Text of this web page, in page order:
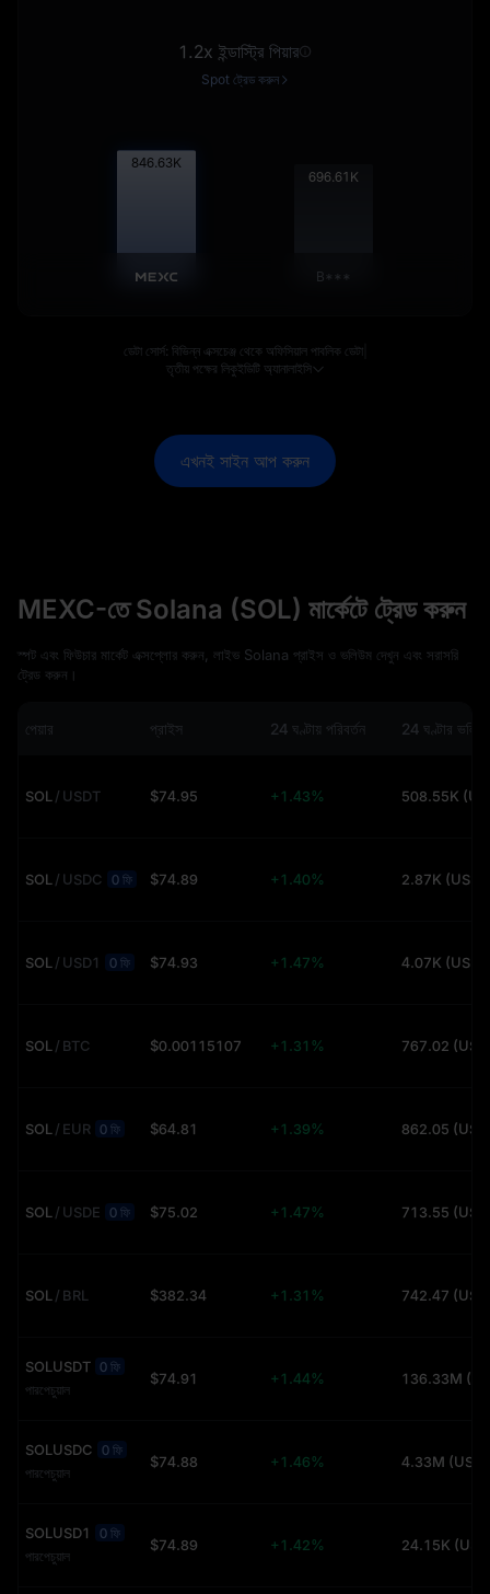
1.2x ইন্ডাস্ট্রি পিয়ার
Spot ট্রেড করুন
847.70K
697.49 K
B***
ডেটা সোর্স: বিভিন্ন এক্সচেঞ্জ থেকে অফিসিয়াল পাবলিক ডেটা|
তৃতীয় পক্ষের লিকুইডিটি অ্যানালাইসি
এখনই সাইন আপ করুন
MEXC-তে Solana (SOL) মার্কেটে ট্রেড করুন
স্পট এবং ফিউচার মার্কেট এক্সপ্লোর করুন, লাইভ Solana প্রাইস ও ভলিউম দেখুন এবং সরাসরি
ট্রেড করুন।
পেয়ার প্রাইস 24 ঘণ্টায় পরিবর্তন 24 ঘণ্টার
SOL/ USDT $74.95 +1.43%
SOL/ USDC 0 ফি $74.89 +1.40% 2.87K
SOL/ USD1 0 ফি $74.93 +1.47% 4.07K
SOL/ BTC $0.00115107 +1.31% 767.02
SOL/ EUR 0 ফি $64.81 +1.39% 862.05
SOL/ USDE 0 ফি $75.02 +1.47% 713.55
SOL/ BRL $382.34 +1.31% 742.47
SOLUSDT 0 ফি
পারপেচুয়াল
$74.91 +1.44%
SOLUSDC 0 ফি
পারপেচুয়াল
$74.88 +1.46% 4.33M
SOLUSD1
0 ফি
পারপেচুয়াল
$74.89 +1.42% 24.15K